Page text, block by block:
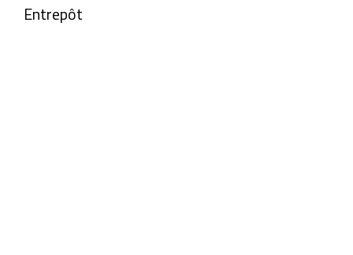
Entrepôt